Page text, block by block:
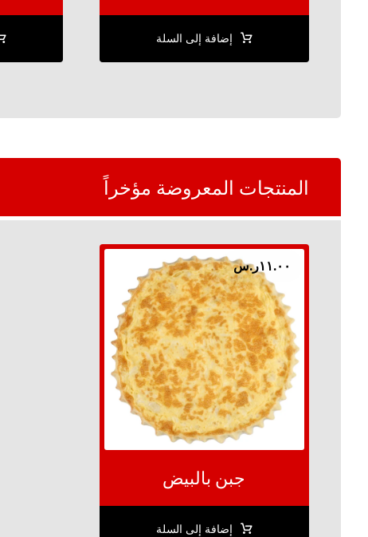
إضافة إلى السلة
المنتجات المعروضة مؤخراً
جبن بالبيض
١١.٠٠ر.س
إضافة إلى السلة